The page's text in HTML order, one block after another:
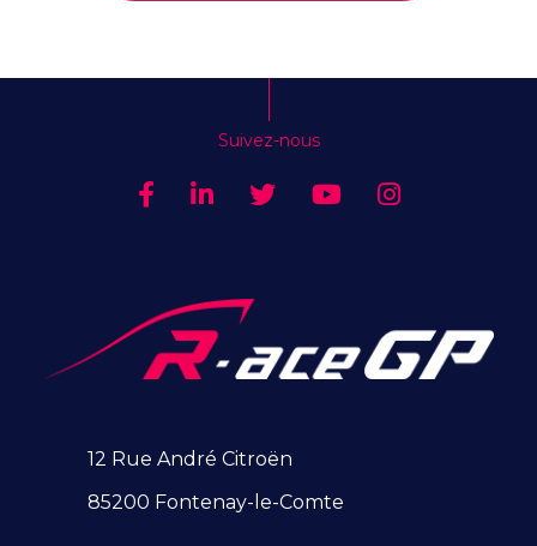
Suivez-nous
12 Rue André Citroën
85200 Fontenay-le-Comte